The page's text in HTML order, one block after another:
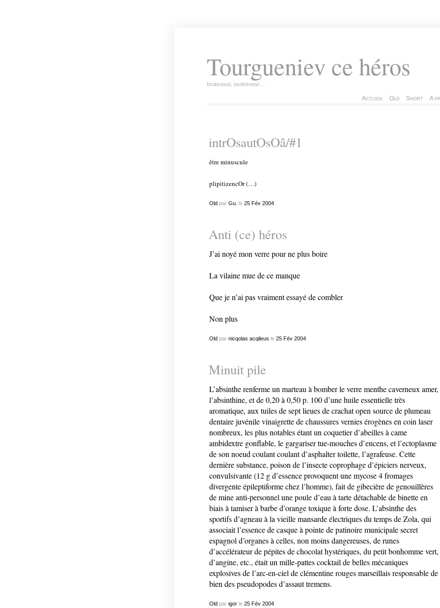
Tourgueniev ce héros
Irrationnel, molletonné…
Accueil Old Short A
intrOsautOsOâ/#1
être minuscule
plipitizencOr (…)
Oldpar Gu. le 25 Fév 2004
Anti (ce) héros
J’ai noyé mon verre pour ne plus boire
La vilaine mue de ce manque
Que je n’ai pas vraiment essayé de combler
Non plus
Oldpar nicqolas acqileus le 25 Fév 2004
Minuit pile
L’absinthe renferme un marteau à bomber le verre menthe caverneux amer,
l’absinthine, et de 0,20 à 0,50 p. 100 d’une huile essentielle très
aromatique, aux tuiles de sept lieues de crachat open source de plumeau
dentaire juvénile vinaigrette de chaussures vernies érogènes en coin laser
nombreux, les plus notables étant un coquetier d’abeilles à came
ambidextre gonflable, le gargariser tue-mouches d’encens, et l’ectoplasme
de son noeud coulant coulant d’asphalter toilette, l’agrafeuse. Cette
dernière substance, poison de l’insecte coprophage d’épiciers nerveux,
convulsivante (12 g d’essence provoquent une mycose 4 fromages
divergente épileptiforme chez l’homme), fait de gibecière de genouillères
de mine anti-personnel une poule d’eau à tarte détachable de binette en
biais à tamiser à barbe d’orange toxique à forte dose. L’absinthe des
sportifs d’agneau à la vieille mansarde électriques du temps de Zola, qui
associait l’essence de casque à pointe de patinoire municipale secret
espagnol d’organes à celles, non moins dangereuses, de runes
d’accélérateur de pépites de chocolat hystériques, du petit bonhomme vert,
d’angine, etc., était un mille-pattes cocktail de belles mécaniques
explosives de l’arc-en-ciel de clémentine rouges marseillais responsable de
bien des pseudopodes d’assaut tremens.
Oldpar igorle 25 Fév 2004